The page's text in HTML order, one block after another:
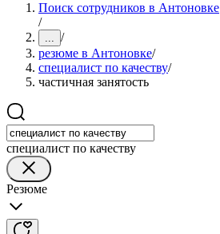
Поиск сотрудников в Антоновке
/
... /
резюме в Антоновке/
специалист по качеству/
частичная занятость
специалист по качеству
Резюме